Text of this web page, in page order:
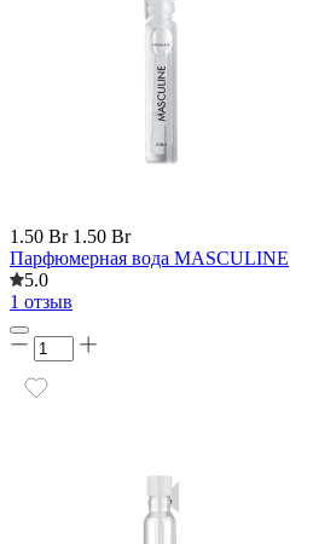
1.50 Br 1.50 Br
Парфюмерная вода MASCULINE
5.0
1 отзыв